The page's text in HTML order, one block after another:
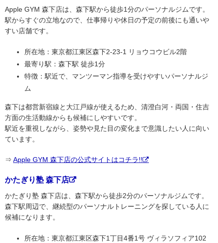
Apple GYM 森下店は、森下駅から徒歩1分のパーソナルジムです。
駅からすぐの立地なので、仕事帰りや休日の予定の前後にも通いや
すい店舗です。
所在地：東京都江東区森下2-23-1 リョウコウビル2階
最寄り駅：森下駅 徒歩1分
特徴：駅近で、マンツーマン指導を受けやすいパーソナルジ
ム
森下は都営新宿線と大江戸線が使えるため、清澄白河・両国・住吉
方面の生活動線からも候補にしやすいです。
駅近を重視しながら、姿勢や見た目の変化まで意識したい人に向い
ています。
⇒ Apple GYM 森下店の公式サイトはコチラ!!
かたぎり塾 森下店
かたぎり塾 森下店は、森下駅から徒歩2分のパーソナルジムです。
森下駅周辺で、継続型のパーソナルトレーニングを探している人に
候補になります。
所在地：東京都江東区森下1丁目4番1号 ヴィラソフィア102